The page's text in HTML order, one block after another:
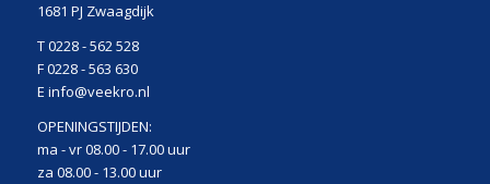
1681 PJ Zwaagdijk
T 0228 - 562 528
F 0228 - 563 630
E info@veekro.nl
OPENINGSTIJDEN:
ma - vr 08.00 - 17.00 uur
za 08.00 - 13.00 uur